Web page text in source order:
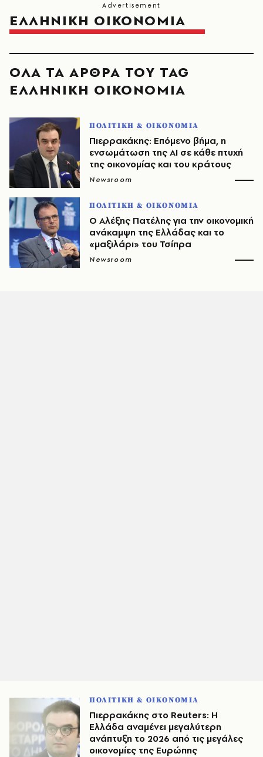
ΕΛΛΗΝΙΚΗ ΟΙΚΟΝΟΜΙΑ
ΟΛΑ ΤΑ ΑΡΘΡΑ ΤΟΥ TAG
ΕΛΛΗΝΙΚΗ ΟΙΚΟΝΟΜΙΑ
ΠΟΛΙΤΙΚΗ & ΟΙΚΟΝΟΜΙΑ
Πιερρακάκης: Επόμενο βήμα, η
ενσωμάτωση της ΑΙ σε κάθε πτυχή
της οικονομίας και του κράτους
Newsroom
ΠΟΛΙΤΙΚΗ & ΟΙΚΟΝΟΜΙΑ
Ο Αλέξης Πατέλης για την οικονομική
ανάκαμψη της Ελλάδας και το
«μαξιλάρι» του Τσίπρα
Newsroom
ΠΟΛΙΤΙΚΗ & ΟΙΚΟΝΟΜΙΑ
Πιερρακάκης στο Reuters: Η
Ελλάδα αναμένει μεγαλύτερη
ανάπτυξη το 2026 από τις μεγάλες
οικονομίες της Ευρώπης